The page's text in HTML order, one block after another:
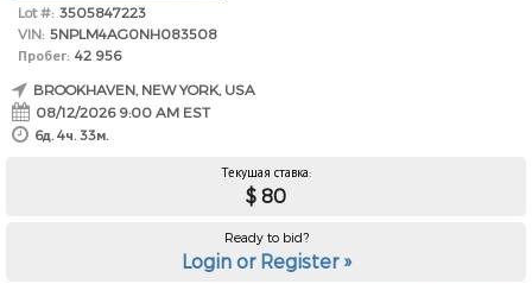
Lot #: 3505847223
VIN: 5NPLM4AG0NH083508
Пробег: 42 956
BROOKHAVEN, NEW YORK, USA
08/12/2026 9:00 AM EST
6д. 4ч. 33м.
Текущая ставка:
$ 80
Ready to bid?
Login or Register »